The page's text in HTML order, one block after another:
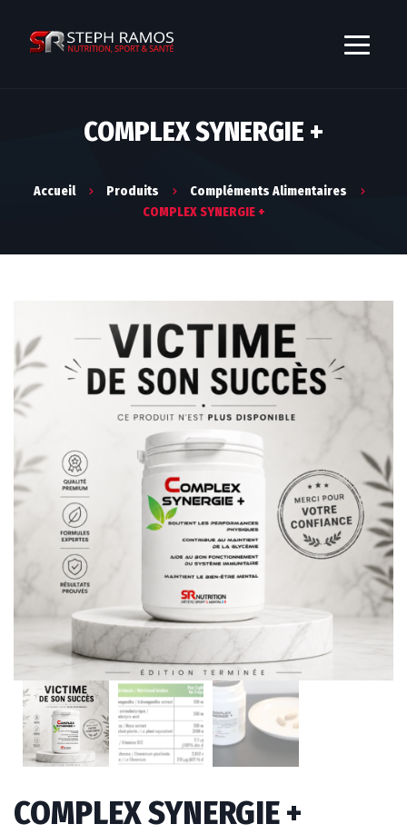
COMPLEX SYNERGIE +
Accueil Produits
Compléments Alimentaires
COMPLEX SYNERGIE +
COMPLEX SYNERGIE +